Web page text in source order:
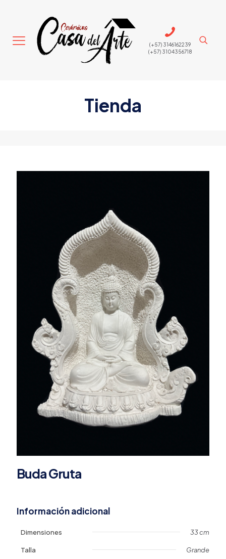
(+57) 3146162239
(+57) 3104356718
Tienda
Buda Gruta
Información adicional
Dimensiones 33 cm
Talla Grande